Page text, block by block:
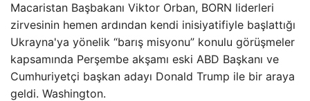
Macaristan Başbakanı Viktor Orban, BORN liderleri
zirvesinin hemen ardından kendi inisiyatifiyle başlattığı
Ukrayna'ya yönelik “barış misyonu” konulu görüşmeler
kapsamında Perşembe akşamı eski ABD Başkanı ve
Cumhuriyetçi başkan adayı Donald Trump ile bir araya
geldi. Washington.